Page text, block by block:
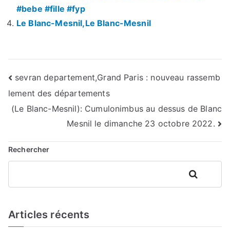
#bebe #fille #fyp
Le Blanc-Mesnil,Le Blanc-Mesnil
Navigation
de
sevran departement,Grand Paris : nouveau rassemb
lement des départements
(Le Blanc-Mesnil): Cumulonimbus au dessus de Blanc
Mesnil le dimanche 23 octobre 2022.
Rechercher
Rechercher
Articles récents